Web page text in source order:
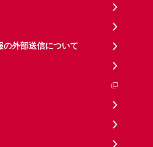
の外部送信について